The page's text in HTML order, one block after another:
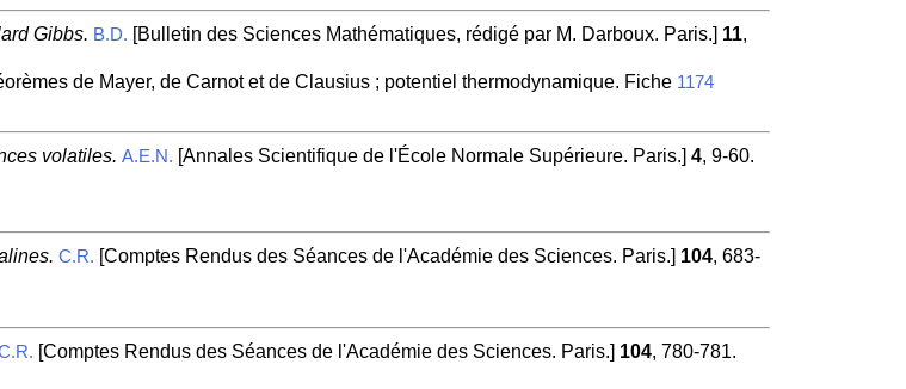
Gibbs. B.D. [Bulletin des Sciences Mathématiques, rédigé par M. Darboux. Paris.] 11,
de Mayer, de Carnot et de Clausius ; potentiel thermodynamique. Fiche 1174
volatiles. A.E.N. [Annales Scientifique de l'École Normale Supérieure. Paris.] 4, 9-60.
C.R. [Comptes Rendus des Séances de l'Académie des Sciences. Paris.] 104, 683-
[Comptes Rendus des Séances de l'Académie des Sciences. Paris.] 104, 780-781.